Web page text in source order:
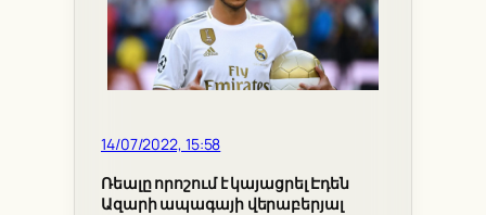
14/07/2022, 15:58
Ռեալը որոշում է կայացրել Էդեն
Ազարի ապագայի վերաբերյալ